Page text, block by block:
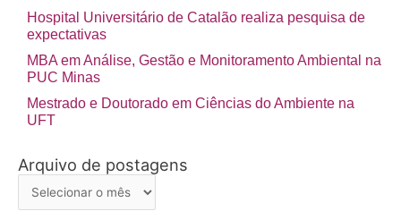
Hospital Universitário de Catalão realiza pesquisa de
expectativas
MBA em Análise, Gestão e Monitoramento Ambiental na
PUC Minas
Mestrado e Doutorado em Ciências do Ambiente na
UFT
Arquivo de postagens
Arquivo